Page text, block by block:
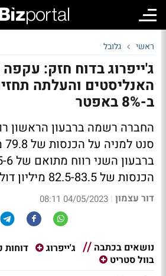
ראשי גלובל
ג'ייפרוג בדוח חזק:
האנליסטים והעלתה
ב-8% באפטר
הכנסות של 82.5-83.5 מיליון דולר
דור עצמון |
04/05/2023 08:11
נושאים בכתבה ג'ייפרוג דוחות
בוול סטריט